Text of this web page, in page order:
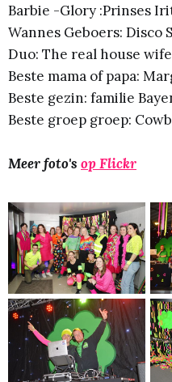
Barbie -Glory :Prinses
Wannes Geboers: Disco
Duo: The real house
Beste mama of papa:
Beste gezin: familie
Beste groep groep:
Meer foto's op Flickr